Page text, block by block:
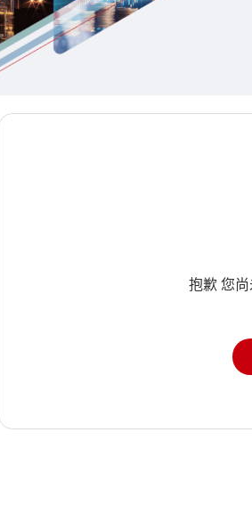
抱歉 您尚